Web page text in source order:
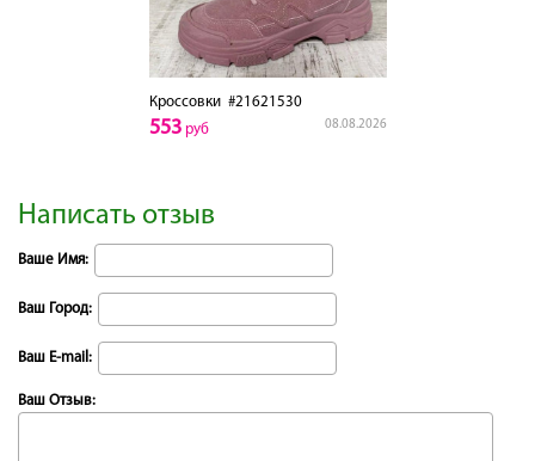
Кроссовки#21621530
08.08.2026
553руб
Написать отзыв
Ваше Имя:
Ваш Город:
Ваш E-mail:
Ваш Отзыв: